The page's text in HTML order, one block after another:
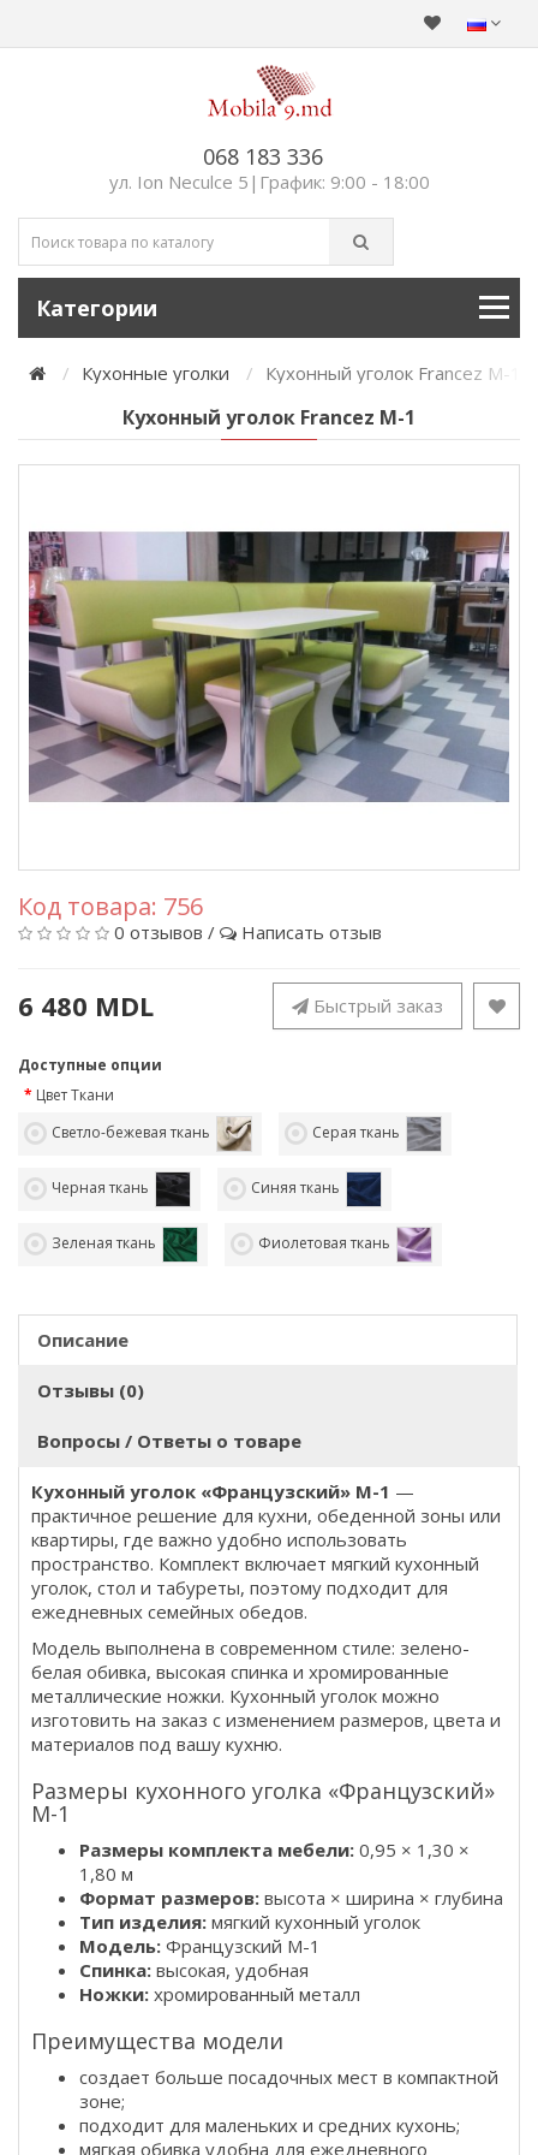
068 183 336
ул. Ion Neculce 5|График: 9:00 - 18:00
Категории
Кухонные уголки Кухонный уголок Francez М-1
Кухонный уголок Francez М-1
Код товара: 756
0 отзывов / Написать отзыв
6 480 MDL Быстрый заказ
Доступные опции
Цвет Ткани
Светло-бежевая ткань
Серая ткань
Черная ткань Синяя ткань
Зеленая ткань Фиолетовая ткань
Описание
Отзывы (0)
Вопросы / Ответы о товаре
Кухонный уголок «Французский» M-1 —
практичное решение для кухни, обеденной зоны или
квартиры, где важно удобно использовать
пространство. Комплект включает мягкий кухонный
уголок, стол и табуреты, поэтому подходит для
ежедневных семейных обедов.
Модель выполнена в современном стиле: зелено-
белая обивка, высокая спинка и хромированные
металлические ножки. Кухонный уголок можно
изготовить на заказ с изменением размеров, цвета и
материалов под вашу кухню.
Размеры кухонного уголка «Французский»
M-1
Размеры комплекта мебели: 0,95 × 1,30 ×
1,80 м
Формат размеров: высота × ширина × глубина
Тип изделия: мягкий кухонный уголок
Модель: Французский M-1
Спинка: высокая, удобная
Ножки: хромированный металл
Преимущества модели
создает больше посадочных мест в компактной
зоне;
подходит для маленьких и средних кухонь;
мягкая обивка удобна для ежедневного